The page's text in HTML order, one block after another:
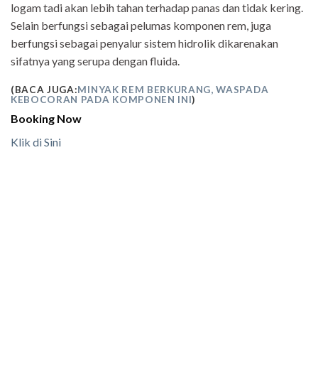
logam tadi akan lebih tahan terhadap panas dan tidak kering.
Selain berfungsi sebagai pelumas komponen rem, juga
berfungsi sebagai penyalur sistem hidrolik dikarenakan
sifatnya yang serupa dengan fluida.
(BACA JUGA:MINYAK REM BERKURANG, WASPADA
KEBOCORAN PADA KOMPONEN INI)
Booking Now
Klik di Sini